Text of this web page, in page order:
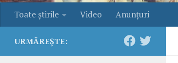
Toate ştirile Video Anunţuri
URMĂREȘTE: